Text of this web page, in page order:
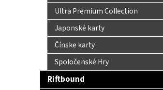
Ultra Premium Collection
Japonské karty
Čínske karty
Spoločenské Hry
Riftbound